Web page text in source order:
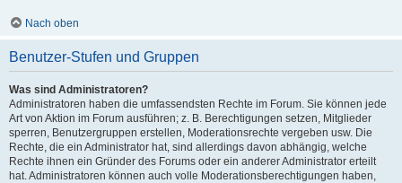
Nach oben
Benutzer-Stufen und Gruppen
Was sind Administratoren?
Administratoren haben die umfassendsten Rechte im Forum. Sie können jede
Art von Aktion im Forum ausführen; z. B. Berechtigungen setzen, Mitglieder
sperren, Benutzergruppen erstellen, Moderationsrechte vergeben usw. Die
Rechte, die ein Administrator hat, sind allerdings davon abhängig, welche
Rechte ihnen ein Gründer des Forums oder ein anderer Administrator erteilt
hat. Administratoren können auch volle Moderationsberechtigungen haben,